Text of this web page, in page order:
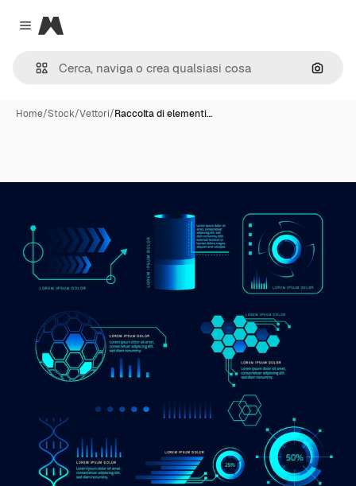
Close menu
Magnific
Cerca
Home/Stock/Vettori/Raccolta di elementi…